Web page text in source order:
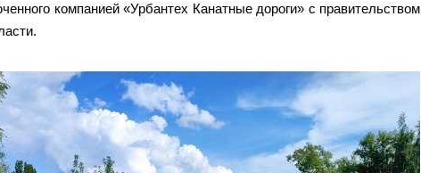
компанией «Урбантех Канатные дороги» с правительством